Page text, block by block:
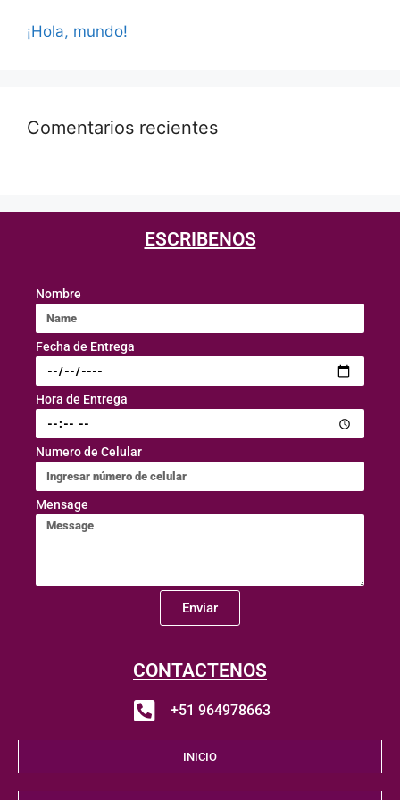
¡Hola, mundo!
Comentarios recientes
ESCRIBENOS
Nombre
Fecha de Entrega
Hora de Entrega
Numero de Celular
Mensage
Enviar
CONTACTENOS
+51 964978663
INICIO